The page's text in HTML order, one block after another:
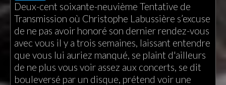
Deux-cent soixante-neuvième Tentative de
Transmission où Christophe Labussière s’excuse
de ne pas avoir honoré son dernier rendez-vous
avec vous il y a trois semaines, laissant entendre
que vous lui auriez manqué, se plaint d'ailleurs
de ne plus vous voir assez aux concerts, se dit
bouleversé par un disque, prétend voir une